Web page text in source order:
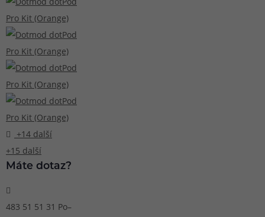
+14 další
+15 další
Máte dotaz?
483 51 51 31 Po–